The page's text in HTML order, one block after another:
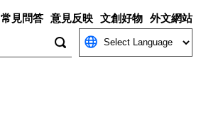
常見問答 意見反映 文創好物 外文網站